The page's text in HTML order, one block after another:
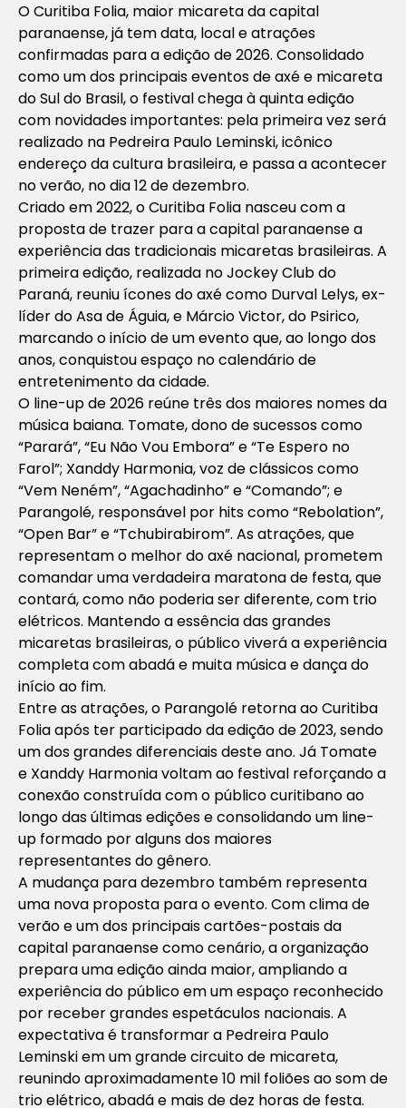
O Curitiba Folia, maior micareta da capital
paranaense, já tem data, local e atrações
confirmadas para a edição de 2026. Consolidado
como um dos principais eventos de axé e micareta
do Sul do Brasil, o festival chega à quinta edição
com novidades importantes: pela primeira vez será
realizado na Pedreira Paulo Leminski, icônico
endereço da cultura brasileira, e passa a acontecer
no verão, no dia 12 de dezembro.
Criado em 2022, o Curitiba Folia nasceu com a
proposta de trazer para a capital paranaense a
experiência das tradicionais micaretas brasileiras. A
primeira edição, realizada no Jockey Club do
Paraná, reuniu ícones do axé como Durval Lelys, ex-
líder do Asa de Águia, e Márcio Victor, do Psirico,
marcando o início de um evento que, ao longo dos
anos, conquistou espaço no calendário de
entretenimento da cidade.
O line-up de 2026 reúne três dos maiores nomes da
música baiana. Tomate, dono de sucessos como
“Parará”, “Eu Não Vou Embora” e “Te Espero no
Farol”; Xanddy Harmonia, voz de clássicos como
“Vem Neném”, “Agachadinho” e “Comando”; e
Parangolé, responsável por hits como “Rebolation”,
“Open Bar” e “Tchubirabirom”. As atrações, que
representam o melhor do axé nacional, prometem
comandar uma verdadeira maratona de festa, que
contará, como não poderia ser diferente, com trio
elétricos. Mantendo a essência das grandes
micaretas brasileiras, o público viverá a experiência
completa com abadá e muita música e dança do
início ao fim.
Entre as atrações, o Parangolé retorna ao Curitiba
Folia após ter participado da edição de 2023, sendo
um dos grandes diferenciais deste ano. Já Tomate
e Xanddy Harmonia voltam ao festival reforçando a
conexão construída com o público curitibano ao
longo das últimas edições e consolidando um line-
up formado por alguns dos maiores
representantes do gênero.
A mudança para dezembro também representa
uma nova proposta para o evento. Com clima de
verão e um dos principais cartões-postais da
capital paranaense como cenário, a organização
prepara uma edição ainda maior, ampliando a
experiência do público em um espaço reconhecido
por receber grandes espetáculos nacionais. A
expectativa é transformar a Pedreira Paulo
Leminski em um grande circuito de micareta,
reunindo aproximadamente 10 mil foliões ao som de
trio elétrico, abadá e mais de dez horas de festa.